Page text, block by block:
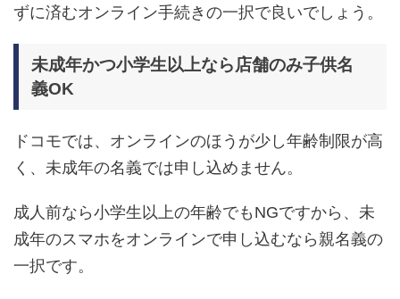
ずに済むオンライン手続きの一択で良いでしょう。
未成年かつ小学生以上なら店舗のみ子供名
義OK
ドコモでは、オンラインのほうが少し年齢制限が高
く、未成年の名義では申し込めません。
成人前なら小学生以上の年齢でもNGですから、未
成年のスマホをオンラインで申し込むなら親名義の
一択です。